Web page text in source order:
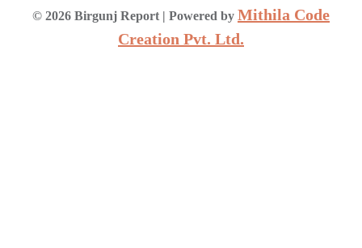
© 2026 Birgunj Report | Powered by Mithila Code
Creation Pvt. Ltd.